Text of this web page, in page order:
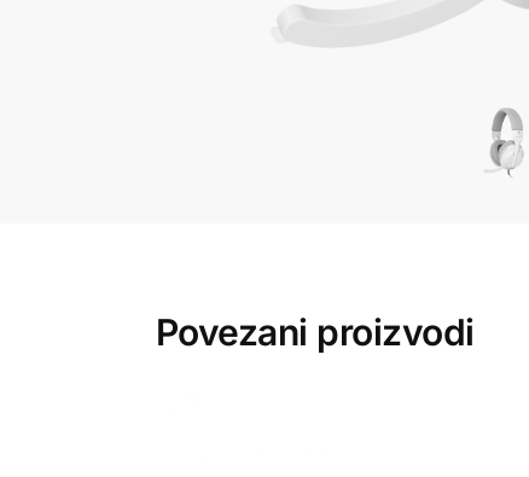
Povezani proizvodi